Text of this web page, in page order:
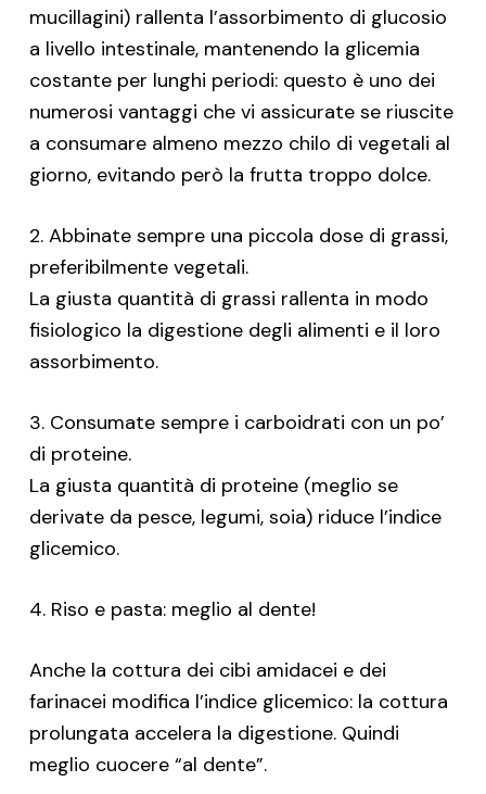
mucillagini) rallenta l’assorbimento di glucosio
a livello intestinale, mantenendo la glicemia
costante per lunghi periodi: questo è uno dei
numerosi vantaggi che vi assicurate se riuscite
a consumare almeno mezzo chilo di vegetali al
giorno, evitando però la frutta troppo dolce.
2. Abbinate sempre una piccola dose di grassi,
preferibilmente vegetali.
La giusta quantità di grassi rallenta in modo
fisiologico la digestione degli alimenti e il loro
assorbimento.
3. Consumate sempre i carboidrati con un po’
di proteine.
La giusta quantità di proteine (meglio se
derivate da pesce, legumi, soia) riduce l’indice
glicemico.
4. Riso e pasta: meglio al dente!
Anche la cottura dei cibi amidacei e dei
farinacei modifica l’indice glicemico: la cottura
prolungata accelera la digestione. Quindi
meglio cuocere “al dente”.